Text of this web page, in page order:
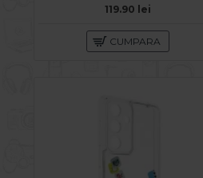
119.90 lei
CUMPARA